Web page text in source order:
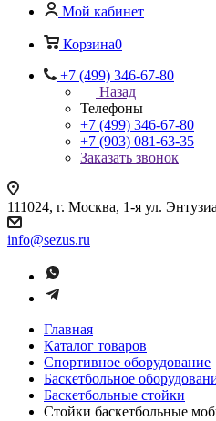
Мой кабинет
Корзина0
+7 (499) 346-67-80
Назад
Телефоны
+7 (499) 346-67-80
+7 (903) 081-63-35
Заказать звонок
111024, г. Москва, 1-я ул.
info@sezus.ru
Главная
Каталог товаров
Спортивное оборудование
Баскетбольное
Баскетбольные стойки
Стойки баскетбольные